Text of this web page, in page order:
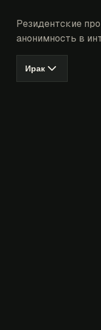
Резидентские
анонимность в
Ирак